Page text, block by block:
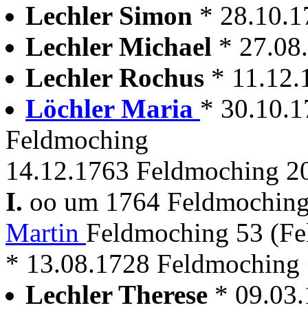
Lechler Simon *
Lechler Michael *
Lechler Rochus *
Löchler Maria *
Feldmoching
14.12.1763 Feldmoching
I. oo um 1764
Martin Feldmoching 53
* 13.08.1728
Lechler Therese *